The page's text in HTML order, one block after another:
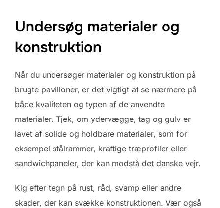
Undersøg materialer og
konstruktion
Når du undersøger materialer og konstruktion på
brugte pavilloner, er det vigtigt at se nærmere på
både kvaliteten og typen af de anvendte
materialer. Tjek, om ydervægge, tag og gulv er
lavet af solide og holdbare materialer, som for
eksempel stålrammer, kraftige træprofiler eller
sandwichpaneler, der kan modstå det danske vejr.
Kig efter tegn på rust, råd, svamp eller andre
skader, der kan svække konstruktionen. Vær også